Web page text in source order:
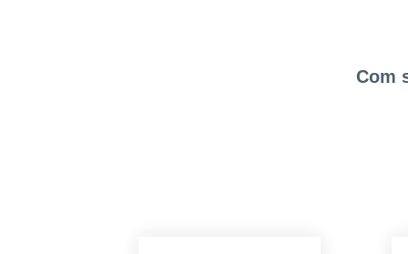
Com